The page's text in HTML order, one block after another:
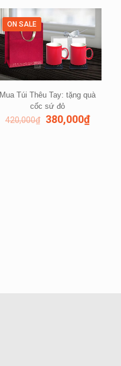
ON SALE
Mua Túi Thêu Tay: tặng quà
cốc sứ đỏ
420,000₫ 380,000₫